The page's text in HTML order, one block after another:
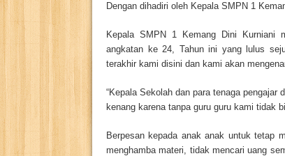
Dengan dihadiri oleh Kepala SMPN 1
Kepala SMPN 1 Kemang Dini Kurniani
angkatan ke 24, Tahun ini yang lulus
terakhir kami disini dan kami akan
“Kepala Sekolah dan para tenaga
kenang karena tanpa guru guru kami tidak
Berpesan kepada anak anak untuk tetap
menghamba materi, tidak mencari uang